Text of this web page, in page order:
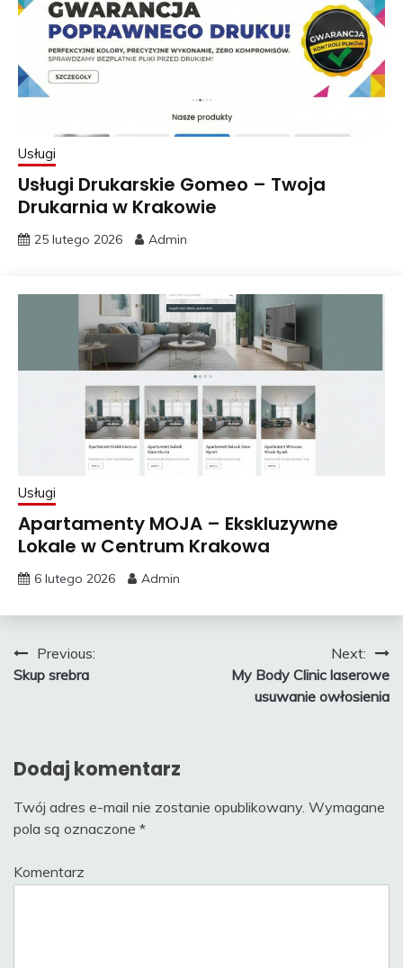
Usługi
Usługi Drukarskie Gomeo – Twoja
Drukarnia w Krakowie
25 lutego 2026 Admin
Usługi
Apartamenty MOJA – Ekskluzywne
Lokale w Centrum Krakowa
6 lutego 2026 Admin
Nawigacja
wpisu
Previous:
Skup srebra
Next:
My Body Clinic laserowe
usuwanie owłosienia
Dodaj komentarz
Twój adres e-mail nie zostanie opublikowany. Wymagane
pola są oznaczone *
Komentarz